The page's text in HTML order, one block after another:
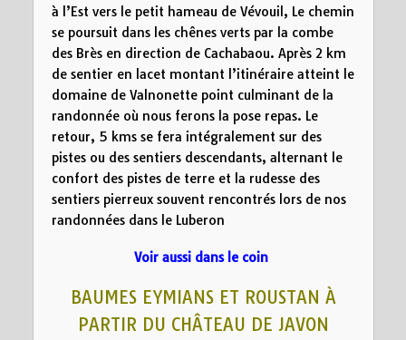
à l’Est vers le petit hameau de Vévouil, Le chemin
se poursuit dans les chênes verts par la combe
des Brès en direction de Cachabaou. Après 2 km
de sentier en lacet montant l’itinéraire atteint le
domaine de Valnonette point culminant de la
randonnée où nous ferons la pose repas. Le
retour, 5 kms se fera intégralement sur des
pistes ou des sentiers descendants, alternant le
confort des pistes de terre et la rudesse des
sentiers pierreux souvent rencontrés lors de nos
randonnées dans le Luberon
Voir aussi dans le coin
BAUMES EYMIANS ET ROUSTAN À
PARTIR DU CHÂTEAU DE JAVON